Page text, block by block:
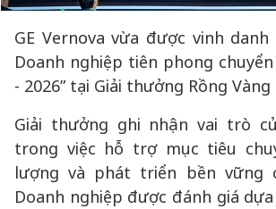
GE Vernova vừa được vinh
Doanh nghiệp tiên phong
- 2026” tại Giải thưởng Rồng
Giải thưởng ghi nhận vai trò
trong việc hỗ trợ mục tiêu
lượng và phát triển bền vững
Doanh nghiệp được đánh giá